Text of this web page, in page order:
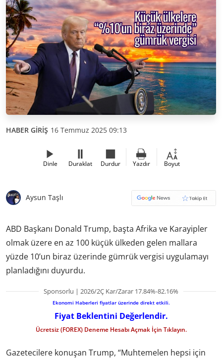
HABER GİRİŞ 16 Temmuz 2025 09:13
Dinle Duraklat Durdur Yazdır Boyut
Aysun Taşlı
ABD Başkanı Donald Trump, başta Afrika ve Karayipler
olmak üzere en az 100 küçük ülkeden gelen mallara
yüzde 10’un biraz üzerinde gümrük vergisi uygulamayı
planladığını duyurdu.
Sponsorlu | 2026/2Ç Kar/Zarar 17.84%-82.16%
Ekonomi Haberleri fiyatlar üzerinde direkt etkili.
Fiyat Beklentini Değerlendir.
Ücretsiz (FOREX) Deneme Hesabı Açmak İçin Tıklayın.
Gazetecilere konuşan Trump, “Muhtemelen hepsi için